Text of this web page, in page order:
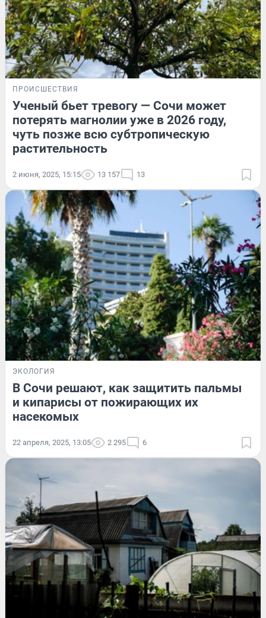
ПРОИСШЕСТВИЯ
Ученый бьет тревогу — Сочи может
потерять магнолии уже в 2026 году,
чуть позже всю субтропическую
растительность
2 июня, 2025, 15:15 13 157 13
ЭКОЛОГИЯ
В Сочи решают, как защитить пальмы
и кипарисы от пожирающих их
насекомых
22 апреля, 2025, 13:05 2 295 6